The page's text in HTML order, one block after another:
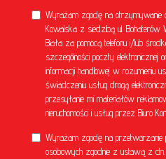
Wyrażam zgodę na otrzymywanie
Kowalska z siedzibą ul.
Biała za pomocą telefonu i/lub
szczególności poczty elektronicznej
informacji handlowej w rozumieniu
świadczeniu usług drogą
przesyłanie mi materiałów
nieruchomości i usług przez Biuro
Wyrażam zgodę na przetwarzanie
osobowych zgodnie z ustawą z dn.